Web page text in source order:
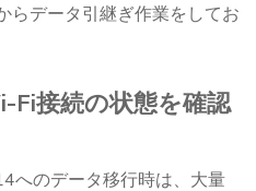
らデータ引継ぎ作業をしてお
Fi接続の状態を確認
へのデータ移行時は、大量